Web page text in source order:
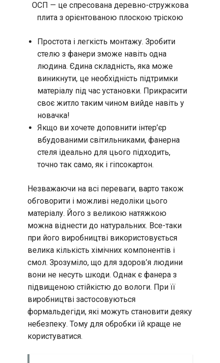
ОСП — це спресована деревно-стружкова
плита з орієнтованою плоскою тріскою
Простота і легкість монтажу. Зробити
стелю з фанери зможе навіть одна
людина. Єдина складність, яка може
виникнути, це необхідність підтримки
матеріалу під час установки. Прикрасити
своє житло таким чином вийде навіть у
новачка!
Якщо ви хочете доповнити інтер’єр
вбудованими світильниками, фанерна
стеля ідеально для цього підходить,
точно так само, як і гіпсокартон.
Незважаючи на всі переваги, варто також
обговорити і можливі недоліки цього
матеріалу. Його з великою натяжкою
можна віднести до натуральних. Все-таки
при його виробництві використовується
велика кількість хімічних компонентів і
смол. Зрозуміло, що для здоров’я людини
вони не несуть шкоди. Однак є фанера з
підвищеною стійкістю до вологи. При її
виробництві застосовуються
формальдегіди, які можуть становити деяку
небезпеку. Тому для обробки їй краще не
користуватися.